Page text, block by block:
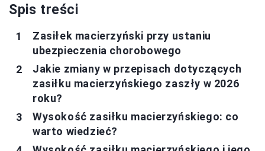
Spis treści
Zasiłek macierzyński przy ustaniu
ubezpieczenia chorobowego
Jakie zmiany w przepisach dotyczących
zasiłku macierzyńskiego zaszły w 2026
roku?
Wysokość zasiłku macierzyńskiego: co
warto wiedzieć?